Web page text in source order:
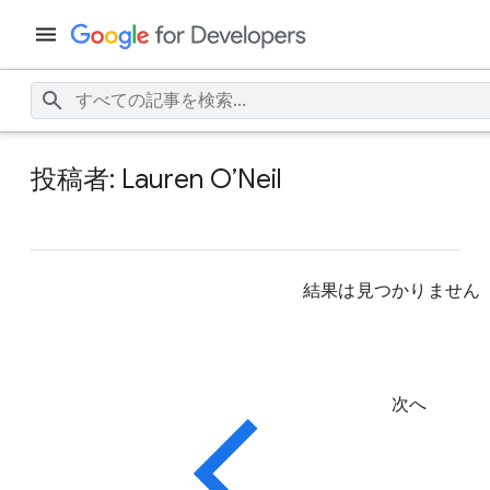
投稿者: Lauren O’Neil
結果は見つかりません
次へ